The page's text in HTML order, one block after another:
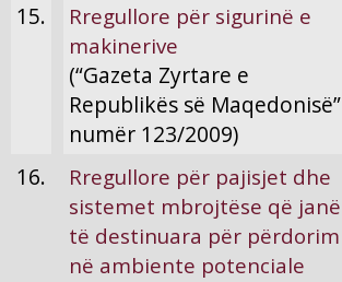
15.
Rregullore për sigurinë e
makinerive
(“Gazeta Zyrtare e
Republikës së Maqedonisë”
numër 123/2009)
16.
Rregullore për pajisjet dhe
sistemet mbrojtëse që janë
të destinuara për përdorim
në ambiente potenciale